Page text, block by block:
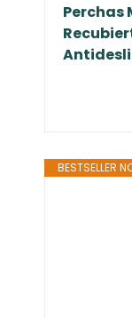
Perchas
BESTSELLER